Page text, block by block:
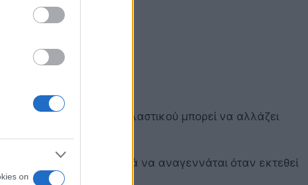
on
οποία ένα κομμάτι πλαστικού μπορεί να αλλάζει
καταστρέφεται και μετά να αναγεννάται όταν εκτεθεί